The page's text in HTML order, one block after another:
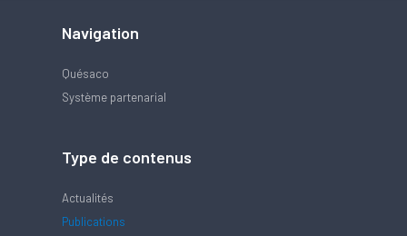
Navigation
Quésaco
Système partenarial
Type de contenus
Actualités
Publications